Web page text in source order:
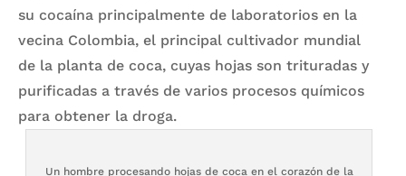
su cocaína principalmente de laboratorios en la
vecina Colombia, el principal cultivador mundial
de la planta de coca, cuyas hojas son trituradas y
purificadas a través de varios procesos químicos
para obtener la droga.
Un hombre procesando hojas de coca en el corazón de la